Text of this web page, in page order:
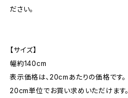
ださい。
【サイズ】
幅約140cm
表示価格は、20cmあたりの価格です。
20cm単位でお買い求めいただけます。